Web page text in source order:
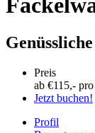
Preis
ab €115,-
Jetzt buchen!
Profil